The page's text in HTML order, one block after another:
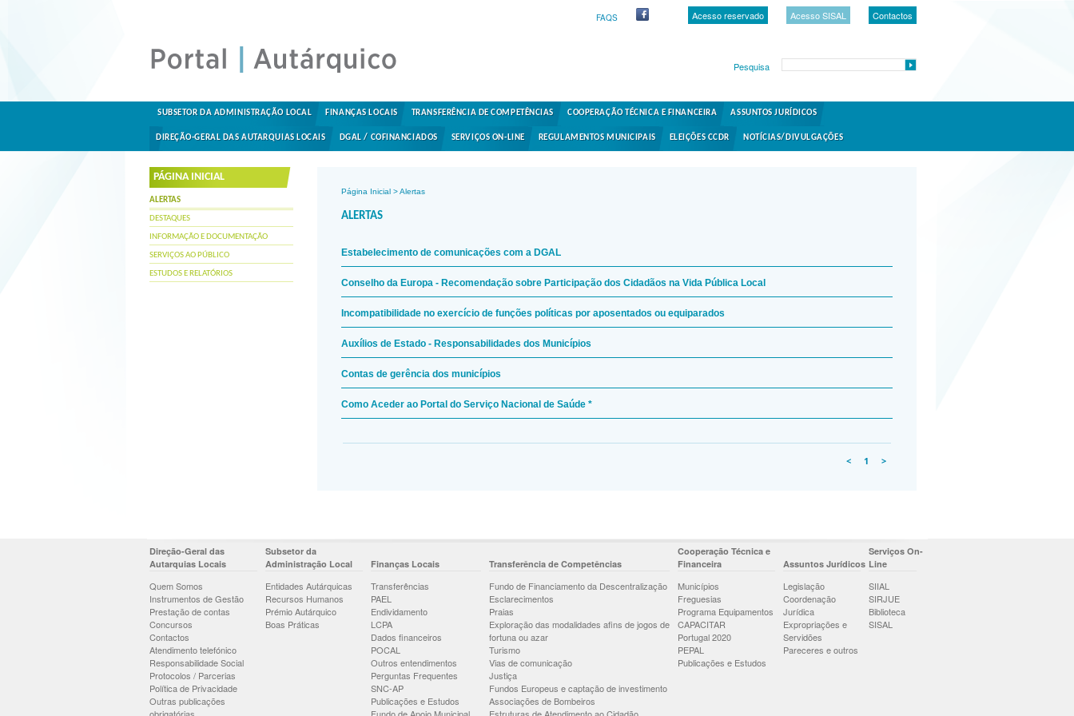
Acesso reservado Acesso SISAL Contactos
FAQS
Pesquisa
SUBSETOR DA ADMINISTRAÇÃO LOCAL FINANÇAS LOCAIS TRANSFERÊNCIA DE COMPETÊNCIAS COOPERAÇÃO TÉCNICA E FINANCEIRA ASSUNTOS JURÍDICOS
DIREÇÃO-GERAL DAS AUTARQUIAS LOCAIS DGAL / COFINANCIADOS SERVIÇOS ON-LINE REGULAMENTOS MUNICIPAIS ELEIÇÕES CCDR NOTÍCIAS/DIVULGAÇÕES
PÁGINA INICIAL
ALERTAS
DESTAQUES
INFORMAÇÃO E DOCUMENTAÇÃO
SERVIÇOS AO PÚBLICO
ESTUDOS E RELATÓRIOS
Página Inicial >Alertas
ALERTAS
Estabelecimento de comunicações com a DGAL
Conselho da Europa - Recomendação sobre Participação dos Cidadãos na Vida Pública Local
Incompatibilidade no exercício de funções políticas por aposentados ou equiparados
Auxílios de Estado - Responsabilidades dos Municípios
Contas de gerência dos municípios
Como Aceder ao Portal do Serviço Nacional de Saúde *
< 1 >
Direção-Geral das
Autarquias Locais
Quem Somos
Instrumentos de Gestão
Prestação de contas
Concursos
Contactos
Atendimento telefónico
Responsabilidade Social
Protocolos / Parcerias
Política de Privacidade
Outras publicações
Subsetor da
Administração Local
Entidades Autárquicas
Recursos Humanos
Prémio Autárquico
Boas Práticas
Finanças Locais
Transferências
PAEL
Endividamento
LCPA
Dados financeiros
POCAL
Outros entendimentos
Perguntas Frequentes
SNC-AP
Publicações e Estudos
Transferência de Competências
Fundo de Financiamento da Descentralização
Esclarecimentos
Praias
Exploração das modalidades afins de jogos de
fortuna ou azar
Turismo
Vias de comunicação
Justiça
Fundos Europeus e captação de investimento
Associações de Bombeiros
Cooperação Técnica e
Financeira
Municípios
Freguesias
Programa Equipamentos
CAPACITAR
Portugal 2020
PEPAL
Publicações e Estudos
Assuntos Jurídicos
Legislação
Coordenação
Jurídica
Expropriações e
Servidões
Pareceres e outros
Serviços On-
Line
SIIAL
SIRJUE
Biblioteca
SISAL